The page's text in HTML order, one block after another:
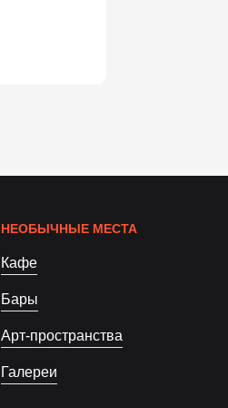
НЕОБЫЧНЫЕ МЕСТА
Кафе
Бары
Арт-пространства
Галереи